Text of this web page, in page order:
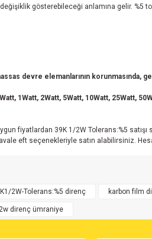
gösterebileceği anlamına gelir.
devre elemanlarının
1Watt, 2Watt, 5Watt, 10Watt, 25Watt,
fiyatlardan 39K 1/2W Tolerans:%5
eft seçenekleriyle satın alabilirsiniz.
2W-Tolerans:%5 direnç karbon film
direnç ümraniye